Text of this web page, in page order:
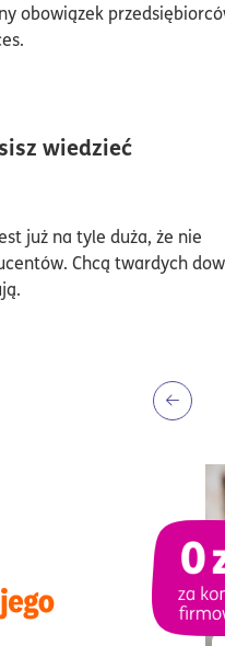
obowiązek
wiedziećczas
już na tyle duża, że nie
Chcą twardych